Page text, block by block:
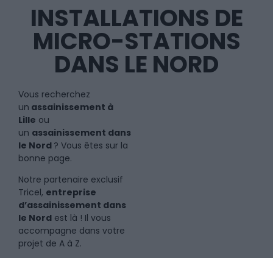
INSTALLATIONS DE
MICRO-STATIONS
DANS LE NORD
Vous recherchez
un assainissement à
Lille ou
un assainissement dans
le Nord ? Vous êtes sur la
bonne page.
Notre partenaire exclusif
Tricel, entreprise
d’assainissement dans
le Nord est là ! Il vous
accompagne dans votre
projet de A à Z.